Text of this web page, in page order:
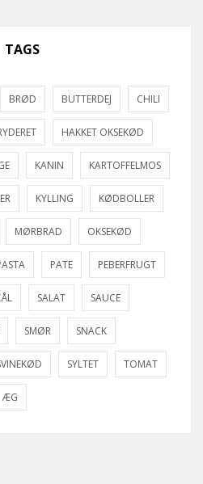
TAGS
BRØD BUTTERDEJ CHILI
HAKKET OKSEKØD
KANIN KARTOFFELMOS
KYLLING KØDBOLLER
MØRBRAD OKSEKØD
PATE PEBERFRUGT
SALAT SAUCE
SMØR SNACK
SYLTET TOMAT
ÆG